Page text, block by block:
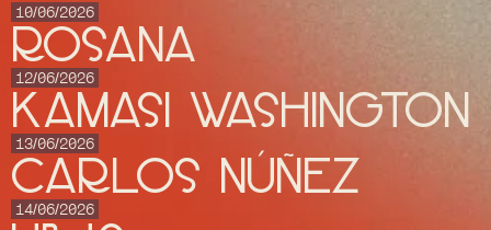
10/06/2026
ROSANA
12/06/2026
KAMASI WASHINGTON
13/06/2026
CARLOS NÚÑEZ
14/06/2026